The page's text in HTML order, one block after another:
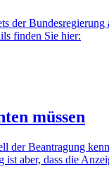
finden Sie hier:
müssen
Beantragung
aber, dass die